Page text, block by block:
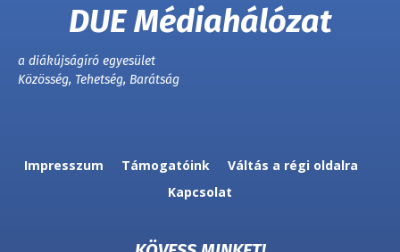
DUE Médiahálózat
a diákújságíró egyesület
Közösség, Tehetség, Barátság
Impresszum Támogatóink
Váltás a régi oldalra
Kapcsolat